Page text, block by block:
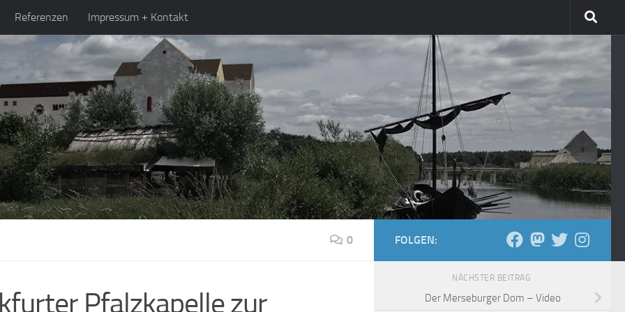
Referenzen Impressum + Kontakt
0
Pfalzkapelle zur
FOLGEN:
NÄCHSTER BEITRAG
Der Merseburger Dom – Video